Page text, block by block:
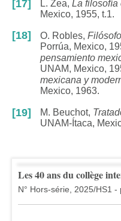
[17] L. Zea, La filosofía
Mexico, 1955, t.1.
[18] O. Robles,
Porrúa, Mexico,
pensamiento
UNAM, Mexico,
mexicana y
Mexico, 1963.
[19] M. Beuchot,
UNAM-Ítaca,
Les 40 ans du collège
N° Hors-série, 2025/HS1 -